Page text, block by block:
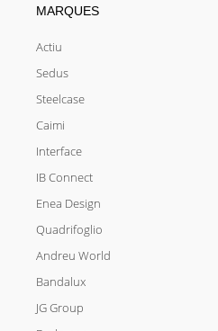
MARQUES
Actiu
Sedus
Steelcase
Caimi
Interface
IB Connect
Enea Design
Quadrifoglio
Andreu World
Bandalux
JG Group